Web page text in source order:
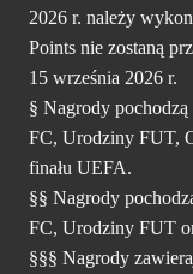
2026 r. należy
Points nie zostaną
15 września 2026 r.
§ Nagrody
FC, Urodziny FUT,
finału UEFA.
§§ Nagrody
FC, Urodziny FUT
§§§ Nagrody